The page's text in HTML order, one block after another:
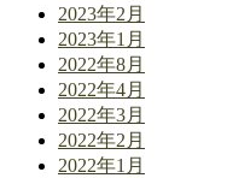
2023年2月
2023年1月
2022年8月
2022年4月
2022年3月
2022年2月
2022年1月